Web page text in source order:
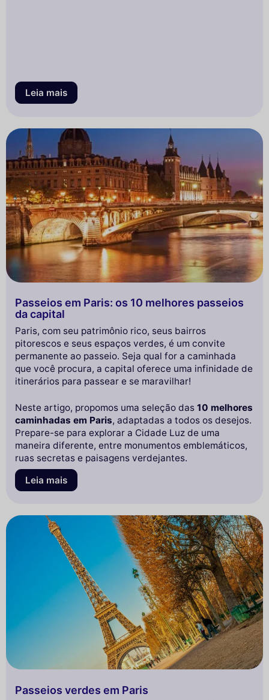
Leia mais
Passeios em Paris: os 10 melhores passeios
da capital
Paris, com seu patrimônio rico, seus bairros
pitorescos e seus espaços verdes, é um convite
permanente ao passeio. Seja qual for a caminhada
que você procura, a capital oferece uma infinidade de
itinerários para passear e se maravilhar!
Neste artigo, propomos uma seleção das 10 melhores
caminhadas em Paris, adaptadas a todos os desejos.
Prepare-se para explorar a Cidade Luz de uma
maneira diferente, entre monumentos emblemáticos,
ruas secretas e paisagens verdejantes.
Leia mais
Passeios verdes em Paris